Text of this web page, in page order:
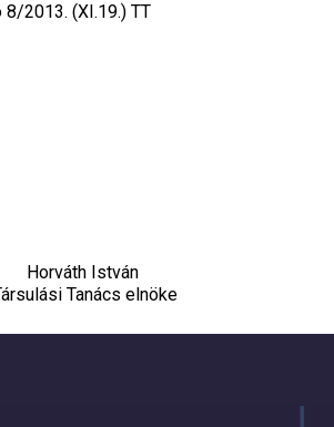
2013. (XI.19.) TT
Horváth István
Tanács elnöke